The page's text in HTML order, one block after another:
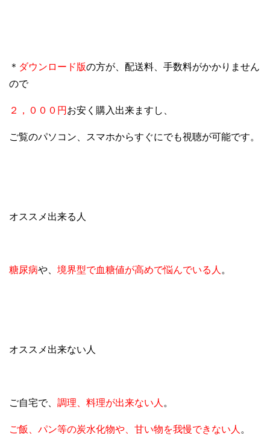
＊ ダウンロード版の方が、配送料、手数料がかかりません
ので
２，０００円 お安く購入出来ますし、
ご覧のパソコン、スマホからすぐにでも視聴が可能です。
オススメ出来る人
糖尿病や、 境界型で血糖値が高めで悩んでいる人 。
オススメ出来ない人
ご自宅で、 調理、料理が出来ない人 。
ご飯、パン等の炭水化物や、甘い物を我慢できない人 。